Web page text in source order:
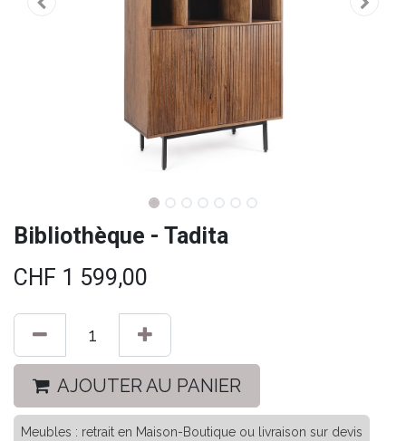
Bibliothèque - Tadita
CHF 1 599,00
AJOUTER AU PANIER
Meubles : retrait en Maison-Boutique ou livraison sur devis